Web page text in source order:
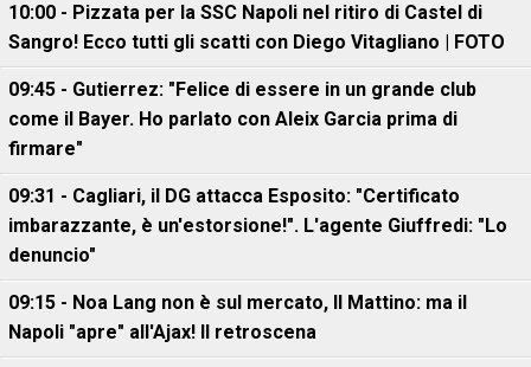
10:00 - Pizzata per la SSC Napoli nel ritiro di Castel di
Sangro! Ecco tutti gli scatti con Diego Vitagliano | FOTO
09:45 - Gutierrez: "Felice di essere in un grande club
come il Bayer. Ho parlato con Aleix Garcia prima di
firmare"
09:31 - Cagliari, il DG attacca Esposito: "Certificato
imbarazzante, è un'estorsione!". L'agente Giuffredi: "Lo
denuncio"
09:15 - Noa Lang non è sul mercato, Il Mattino: ma il
Napoli "apre" all'Ajax! Il retroscena